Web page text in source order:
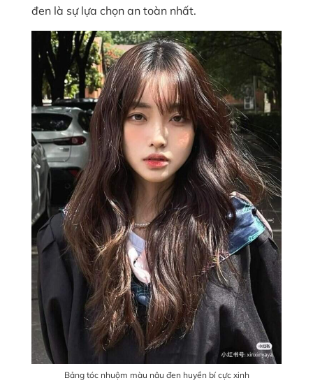
đen là sự lựa chọn an toàn nhất.
Bảng tóc nhuộm màu nâu đen huyền bí cực xinh